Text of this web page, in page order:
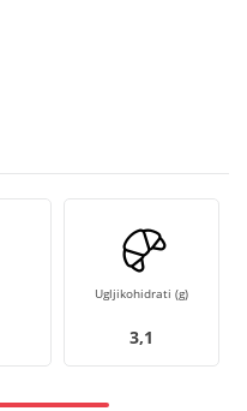
Ugljikohidrati (g)
3,1